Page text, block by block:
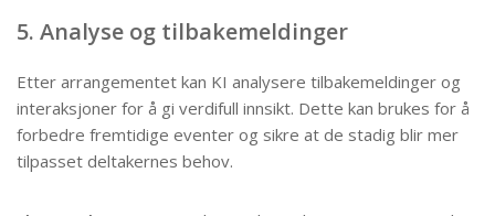
5. Analyse og tilbakemeldinger
Etter arrangementet kan KI analysere tilbakemeldinger og
interaksjoner for å gi verdifull innsikt. Dette kan brukes for å
forbedre fremtidige eventer og sikre at de stadig blir mer
tilpasset deltakernes behov.